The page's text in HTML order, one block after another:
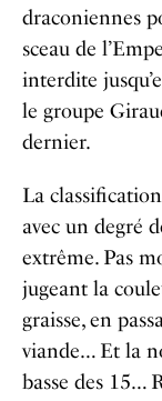
draconiennes
sceau de
interdite
le groupe
dernier.
La
avec un degré
extrême. Pas
jugeant la
graisse, en
viande… Et la
basse des 15…